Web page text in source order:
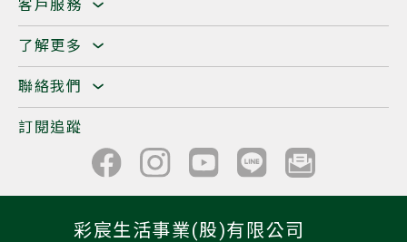
客戶服務
了解更多
聯絡我們
訂閱追蹤
彩宸生活事業(股)有限公司